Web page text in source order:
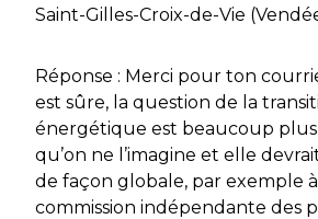
Saint-Gilles-Croix-de-Vie
Réponse : Merci pour ton
est sûre, la question de la
énergétique est beaucoup
qu’on ne l’imagine et elle
de façon globale, par exemple à
commission indépendante des